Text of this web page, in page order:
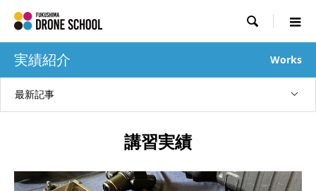

実績紹介 Works
最新記事
講習実績